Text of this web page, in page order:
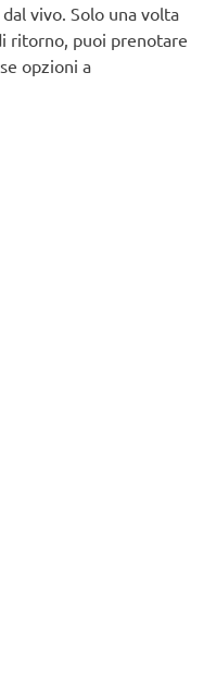
dal vivo. Solo una volta
ritorno, puoi prenotare
opzioni a